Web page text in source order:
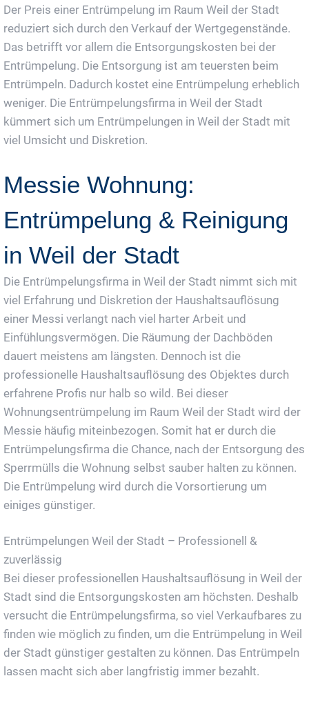
Der Preis einer Entrümpelung im Raum Weil der Stadt
reduziert sich durch den Verkauf der Wertgegenstände.
Das betrifft vor allem die Entsorgungskosten bei der
Entrümpelung. Die Entsorgung ist am teuersten beim
Entrümpeln. Dadurch kostet eine Entrümpelung erheblich
weniger. Die Entrümpelungsfirma in Weil der Stadt
kümmert sich um Entrümpelungen in Weil der Stadt mit
viel Umsicht und Diskretion.
Messie Wohnung:
Entrümpelung & Reinigung
in Weil der Stadt
Die Entrümpelungsfirma in Weil der Stadt nimmt sich mit
viel Erfahrung und Diskretion der Haushaltsauflösung
einer Messi verlangt nach viel harter Arbeit und
Einfühlungsvermögen. Die Räumung der Dachböden
dauert meistens am längsten. Dennoch ist die
professionelle Haushaltsauflösung des Objektes durch
erfahrene Profis nur halb so wild. Bei dieser
Wohnungsentrümpelung im Raum Weil der Stadt wird der
Messie häufig miteinbezogen. Somit hat er durch die
Entrümpelungsfirma die Chance, nach der Entsorgung des
Sperrmülls die Wohnung selbst sauber halten zu können.
Die Entrümpelung wird durch die Vorsortierung um
einiges günstiger.
Entrümpelungen Weil der Stadt – Professionell &
zuverlässig
Bei dieser professionellen Haushaltsauflösung in Weil der
Stadt sind die Entsorgungskosten am höchsten. Deshalb
versucht die Entrümpelungsfirma, so viel Verkaufbares zu
finden wie möglich zu finden, um die Entrümpelung in Weil
der Stadt günstiger gestalten zu können. Das Entrümpeln
lassen macht sich aber langfristig immer bezahlt.